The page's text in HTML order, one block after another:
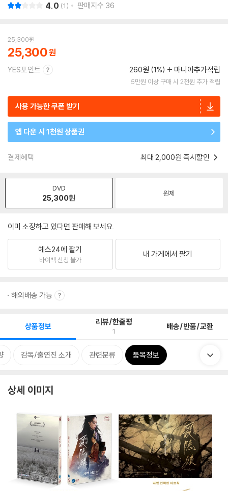
4.0 1 판매지수 36
25,300원
25,300
YES포인트 260원 (1%) 마니아추가적립
5만원 이상 구매 시 2천원 추가 적립
사용 가능한 쿠폰 받기
앱 다운 시 1천원 상품권
결제혜택 최대 2,000원 즉시할인
DVD
25,300원 원제
이미 소장하고 있다면 판매해 보세요.
예스24에 팔기
바이백 신청 불가
내 가게에서 팔기
해외배송 가능
상품정보 리뷰/한줄평
1 배송/반품/교환
감독/출연진 소개 관련분류 품목정보
상세 이미지